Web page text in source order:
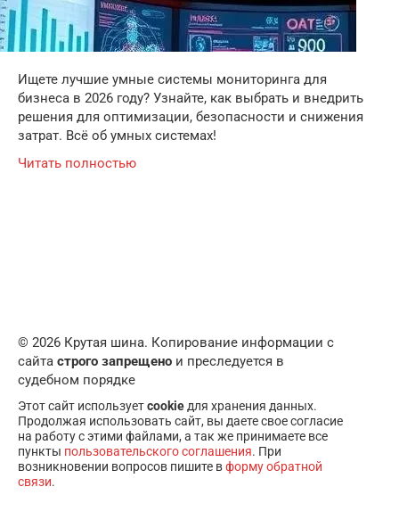
Ищете лучшие умные системы мониторинга для
бизнеса в 2026 году? Узнайте, как выбрать и внедрить
решения для оптимизации, безопасности и снижения
затрат. Всё об умных системах!
Читать полностью
© 2026 Крутая шина. Копирование информации с
сайта строго запрещено и преследуется в
судебном порядке
Этот сайт используетcookie для хранения данных.
Продолжая использовать сайт, вы даете свое согласие
на работу с этими файлами, а так же принимаете все
пункты пользовательского соглашения. При
возникновении вопросов пишите вформу обратной
связи.